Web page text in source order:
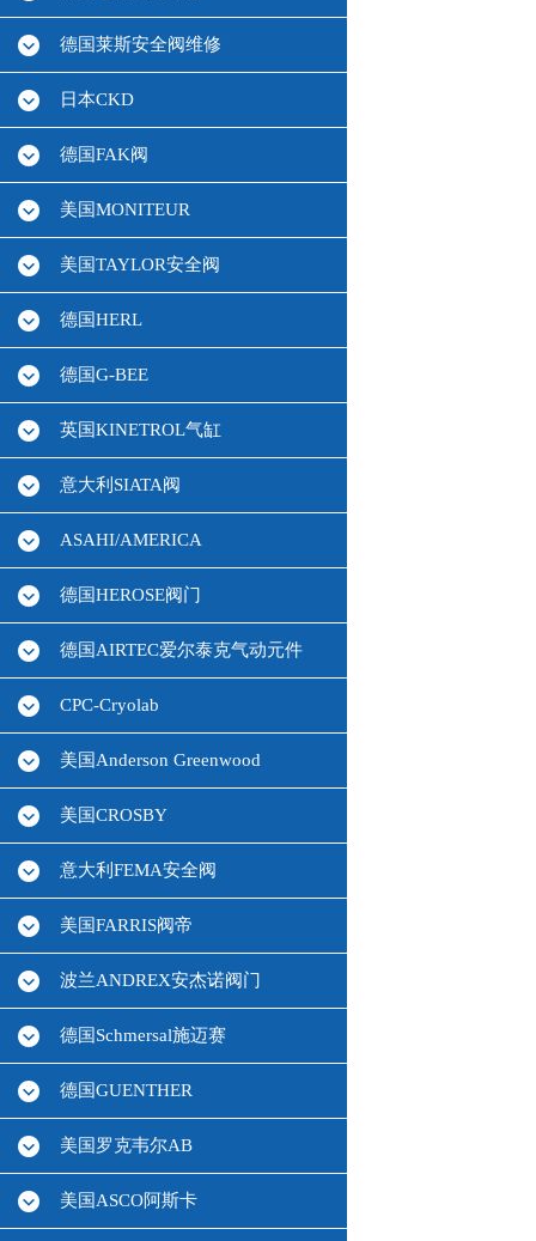
德国莱斯安全阀维修
日本CKD
德国FAK阀
美国MONITEUR
美国TAYLOR安全阀
德国HERL
德国G-BEE
英国KINETROL气缸
意大利SIATA阀
ASAHI/AMERICA
德国HEROSE阀门
德国AIRTEC爱尔泰克气动元件
CPC-Cryolab
美国Anderson Greenwood
美国CROSBY
意大利FEMA安全阀
美国FARRIS阀帝
波兰ANDREX安杰诺阀门
德国Schmersal施迈赛
德国GUENTHER
美国罗克韦尔AB
美国ASCO阿斯卡